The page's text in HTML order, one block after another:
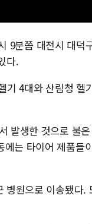
9분쯤 대전시 대덕
다.
기 4대와 산림청 헬
발생한 것으로 불
는 타이어 제품들
원으로 이송됐다